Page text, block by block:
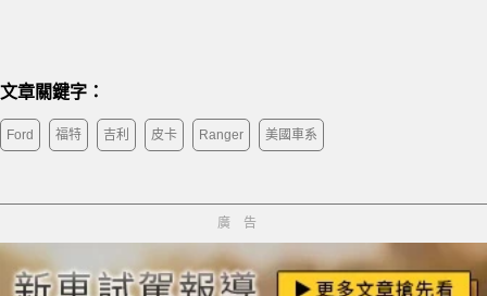
文章關鍵字：
Ford 福特 吉利 皮卡 Ranger 美國車系
廣告